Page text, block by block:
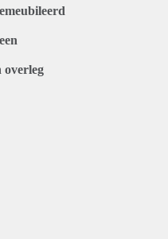
overleg